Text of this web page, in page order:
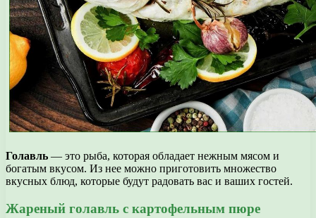
Голавль — это рыба, которая обладает нежным мясом и
богатым вкусом. Из нее можно приготовить множество
вкусных блюд, которые будут радовать вас и ваших гостей.
Жареный голавль с картофельным пюре